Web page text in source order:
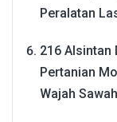
Peralatan
216 Alsintan
Pertanian
Wajah